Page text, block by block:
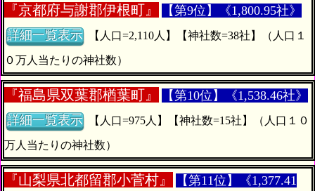
『京都府与謝郡伊根町』
【第9位】《1,800.95社》
詳細一覧表示
０万人当たりの神社数）
『福島県双葉郡楢葉町』
【第10位】《1,538.46社》
詳細一覧表示
万人当たりの神社数）
『山梨県北都留郡小菅村』
【第11位】《1,377.41